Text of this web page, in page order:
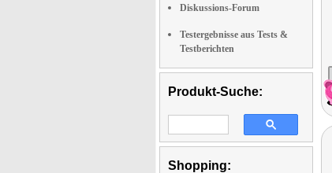
Diskussions-Forum
Testergebnisse aus Tests &
Testberichten
Produkt-Suche:
Shopping: